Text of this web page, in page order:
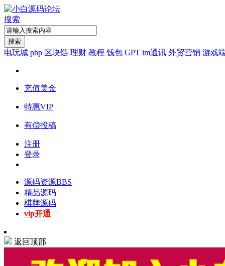
搜索
搜索
电玩城 php 区块链 理财 教程 钱包 GPT im通讯 外贸营销 游戏
充值美金
特惠VIP
有偿投稿
注册
登录
源码资源BBS
精品源码
棋牌源码
vip开通
返回顶部